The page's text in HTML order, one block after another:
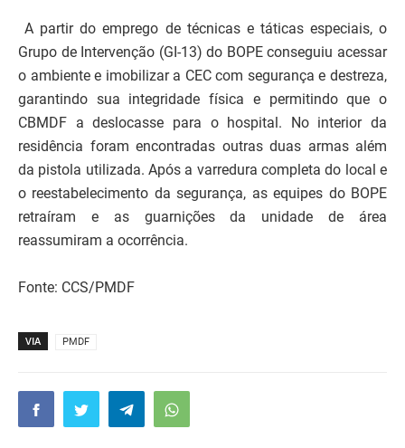
A partir do emprego de técnicas e táticas especiais, o
Grupo de Intervenção (GI-13) do BOPE conseguiu acessar
o ambiente e imobilizar a CEC com segurança e destreza,
garantindo sua integridade física e permitindo que o
CBMDF a deslocasse para o hospital. No interior da
residência foram encontradas outras duas armas além
da pistola utilizada. Após a varredura completa do local e
o reestabelecimento da segurança, as equipes do BOPE
retraíram e as guarnições da unidade de área
reassumiram a ocorrência.
Fonte: CCS/PMDF
VIA PMDF